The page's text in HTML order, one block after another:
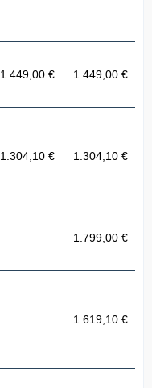
1.449,00 € 1.449,00 €
1.304,10 € 1.304,10 €
1.799,00 €
1.619,10 €